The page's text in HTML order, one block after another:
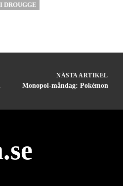
DROUGGE
NÄSTA ARTIKEL
Monopol-måndag: Pokémon